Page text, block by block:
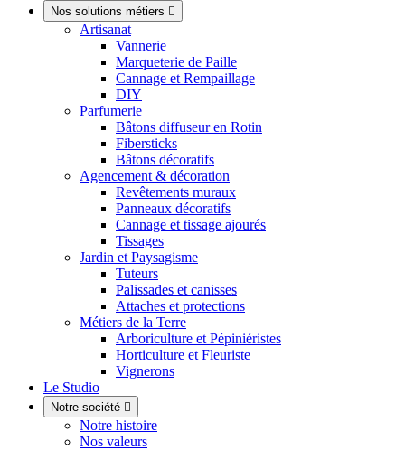
Nos solutions métiers 
Artisanat
Vannerie
Marqueterie de Paille
Cannage et Rempaillage
DIY
Parfumerie
Bâtons diffuseur en Rotin
Fibersticks
Bâtons décoratifs
Agencement & décoration
Revêtements muraux
Panneaux décoratifs
Cannage et tissage ajourés
Tissages
Jardin et Paysagisme
Tuteurs
Palissades et canisses
Attaches et protections
Métiers de la Terre
Arboriculture et Pépiniéristes
Horticulture et Fleuriste
Vignerons
Le Studio
Notre société 
Notre histoire
Nos valeurs